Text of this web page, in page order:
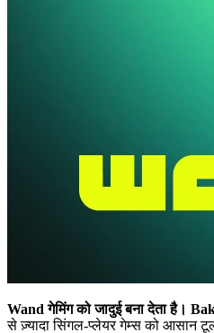
Wand गेमिंग को जादुई बना देता है।
से ज़्यादा सिंगल-प्लेयर गेम्स को आसान